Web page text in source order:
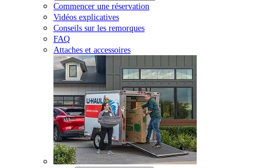
Commencer une réservation
Vidéos explicatives
Conseils sur les remorques
FAQ
Attaches et accessoires